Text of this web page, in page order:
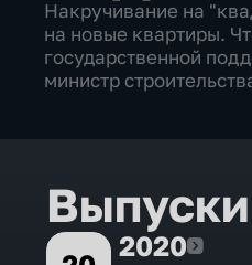
Накручивание на
на новые квартиры.
государственной
министр
Выпуски
20202020